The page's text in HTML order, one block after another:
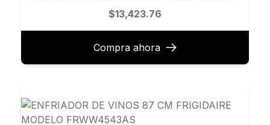
$13,423.76
Compra ahora